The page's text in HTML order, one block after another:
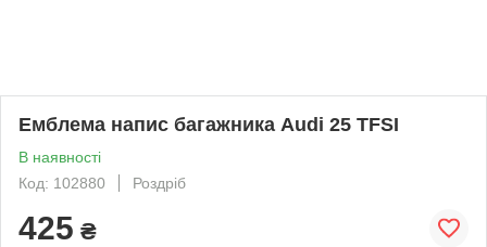
Емблема напис багажника Audi 25 TFSI
В наявності
Код: 102880
Роздріб
425 ₴